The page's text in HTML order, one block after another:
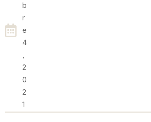
B
R
E
4
,
2
0
2
1